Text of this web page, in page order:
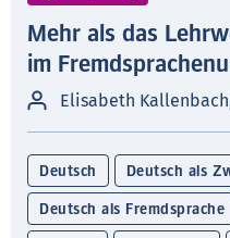
Mehr als das
im
Elisabeth
Deutsch Deutsch als
Deutsch als Fremdsprache